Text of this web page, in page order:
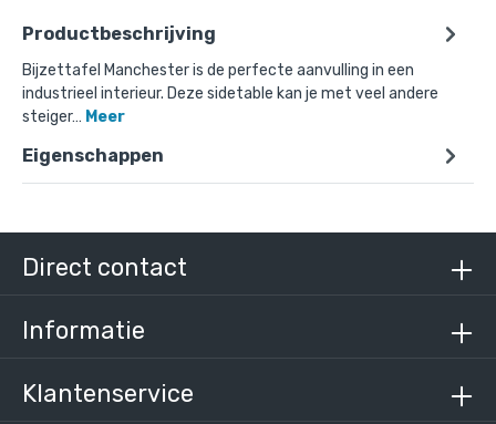
Productbeschrijving
Bijzettafel Manchester is de perfecte aanvulling in een
industrieel interieur. Deze sidetable kan je met veel andere
steiger… Meer
Eigenschappen
Direct contact
Informatie
Klantenservice